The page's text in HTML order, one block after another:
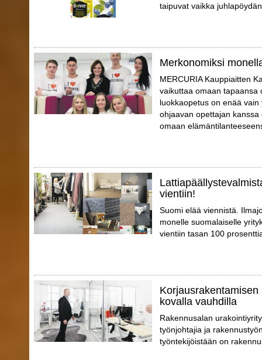
taipuvat vaikka
Merkonomiksi
MERCURIA Kauppiaitten
vaikuttaa omaan tapaansa
luokkaopetus on enää
ohjaavan opettajan
omaan
vientiin!
Suomi elää viennistä.
monelle suomalaiselle
vientiin tasan 100
kovalla vauhdilla
Rakennusalan
työnjohtajia ja
työntekijöistään on